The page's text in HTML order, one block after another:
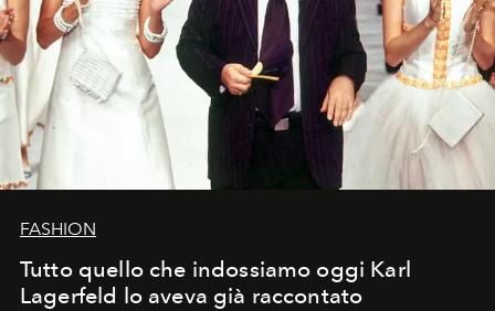
FASHION
Tutto quello che indossiamo oggi Karl
Lagerfeld lo aveva già raccontato